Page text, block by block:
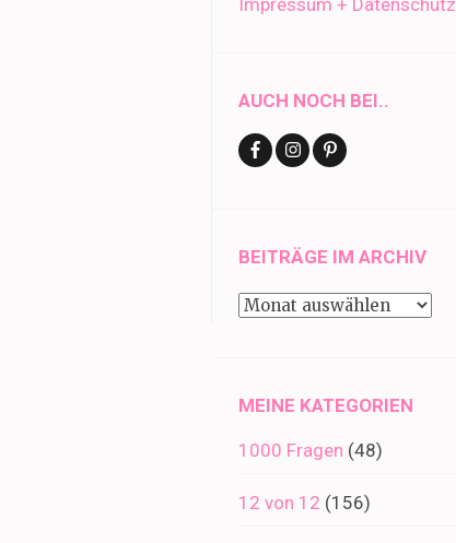
Impressum + Datenschutz
AUCH NOCH BEI..
BEITRÄGE IM ARCHIV
Beiträge
MEINE KATEGORIEN
1000 Fragen (48)
12 von 12 (156)